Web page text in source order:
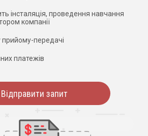
інсталяція, проведення навчання
компанії
прийому-передачі
платежів
Відправити запит